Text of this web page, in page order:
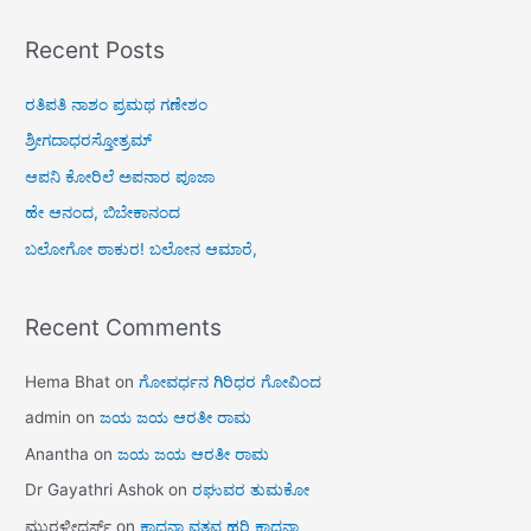
Recent Posts
ರತಿಪತಿ ನಾಶಂ ಪ್ರಮಥ ಗಣೇಶಂ
ಶ್ರೀಗದಾಧರಸ್ತೋತ್ರಮ್
ಆಪನಿ ಕೋರಿಲೆ ಅಪನಾರ ಪೂಜಾ
ಹೇ ಆನಂದ, ಬಿಬೇಕಾನಂದ
ಬಲೋಗೋ ಠಾಕುರ! ಬಲೋನ ಆಮಾರೆ,
Recent Comments
Hema Bhat onಗೋವರ್ಧನ ಗಿರಿಧರ ಗೋವಿಂದ
admin onಜಯ ಜಯ ಆರತೀ ರಾಮ
Anantha onಜಯ ಜಯ ಆರತೀ ರಾಮ
Dr Gayathri Ashok onರಘುವರ ತುಮಕೋ
ಮುರಳೀಧರ್ಸ್ onಕಾದನಾ ವತ್ಸವ ಹರಿ ಕಾದನಾ